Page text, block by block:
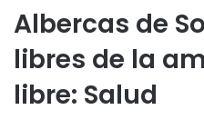
Albercas de
libres de la
libre: Salud